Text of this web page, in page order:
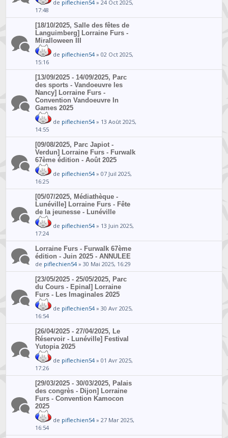
de piflechien54» 24 Oct 2025,
17:48
[18/10/2025, Salle des fêtes de
Languimberg] Lorraine Furs -
Miralloween III
de piflechien54» 02 Oct 2025,
15:16
[13/09/2025 - 14/09/2025, Parc
des sports - Vandoeuvre les
Nancy] Lorraine Furs -
Convention Vandoeuvre In
Games 2025
de piflechien54» 13 Août 2025,
14:55
[09/08/2025, Parc Japiot -
Verdun] Lorraine Furs - Furwalk
67ème édition - Août 2025
de piflechien54» 07 Juil 2025,
16:25
[05/07/2025, Médiathèque -
Lunéville] Lorraine Furs - Fête
de la jeunesse - Lunéville
de piflechien54» 13 Juin 2025,
17:24
Lorraine Furs - Furwalk 67ème
édition - Juin 2025 - ANNULEE
de piflechien54» 30 Mai 2025, 16:29
[23/05/2025 - 25/05/2025, Parc
du Cours - Epinal] Lorraine
Furs - Les Imaginales 2025
de piflechien54» 30 Avr 2025,
16:54
[26/04/2025 - 27/04/2025, Le
Réservoir - Lunéville] Festival
Yutopia 2025
de piflechien54» 01 Avr 2025,
17:26
[29/03/2025 - 30/03/2025, Palais
des congrès - Dijon] Lorraine
Furs - Convention Kamocon
2025
de piflechien54» 27 Mar 2025,
16:54